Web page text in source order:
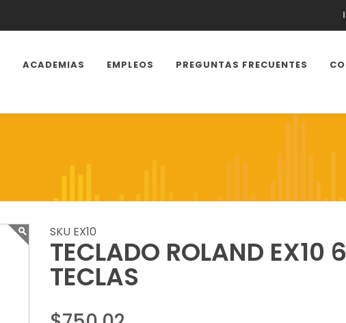
ACADEMIAS EMPLEOS PREGUNTAS FRECUENTES
SKU EX10
TECLADO ROLAND EX10
TECLAS